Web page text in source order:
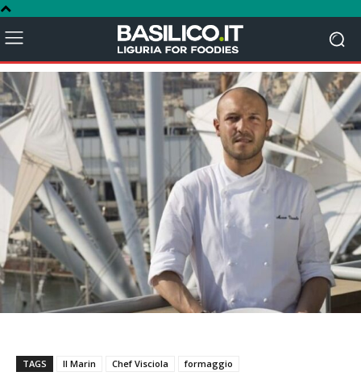
TAGS Il Marin Chef Visciola
formaggio